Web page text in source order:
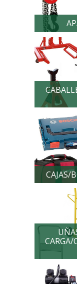
CAJAS/
CARGA/